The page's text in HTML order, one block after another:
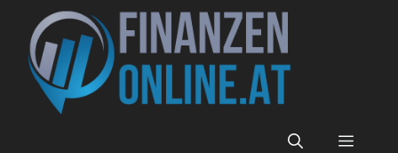
Inhalt
springen
Menü